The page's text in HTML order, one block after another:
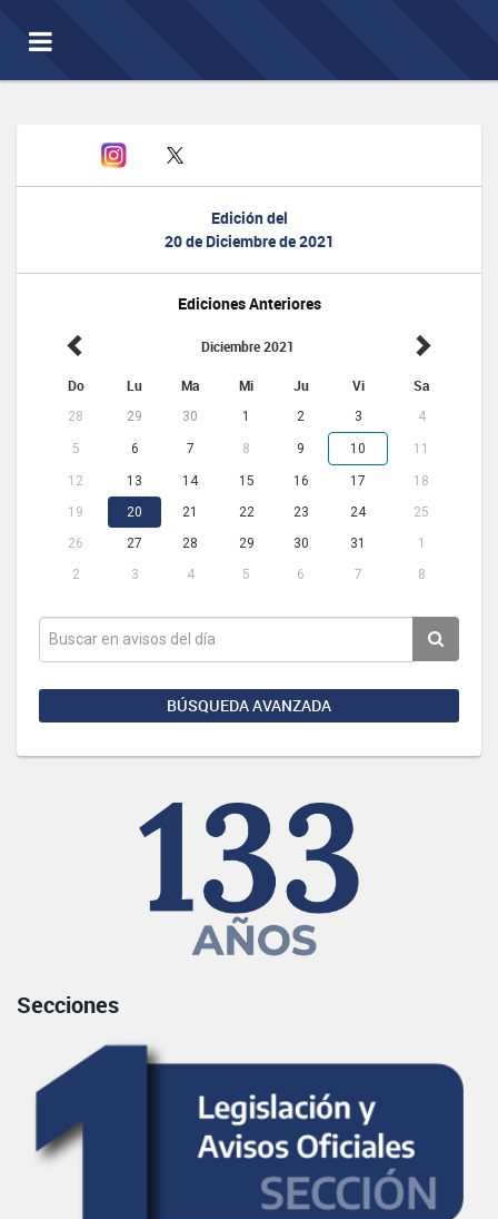
Toggle
navigation
Edición del
20 de Diciembre de 2021
Ediciones Anteriores
Diciembre 2021
Do Lu Ma Mi Ju Vi Sa
28 29 30 1 2 3 4
5 6 7 8 9 10 11
12 13 14 15 16 17
18
19
20 21 22 23 24
25
26
27 28 29 30 31
1
2
3 4 5 6 7 8
BÚSQUEDA AVANZADA
Secciones